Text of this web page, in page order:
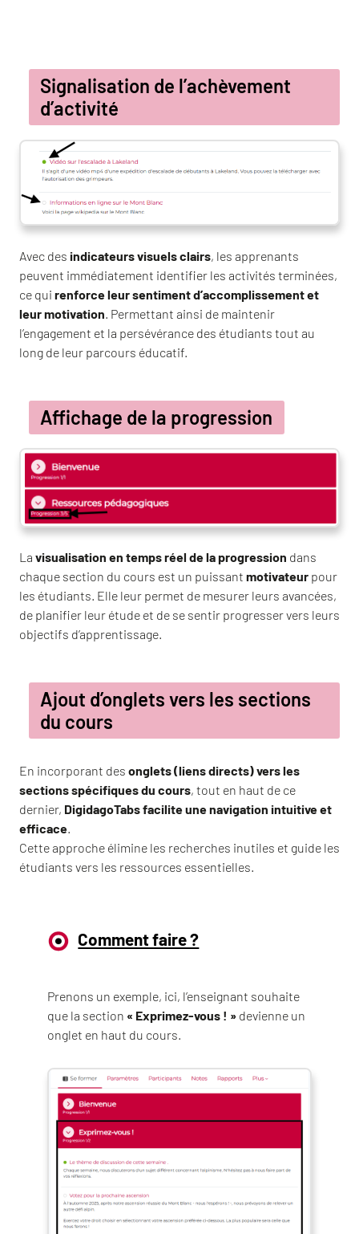
Signalisation de l’achèvement
d’activité
Avec des indicateurs visuels clairs, les apprenants
peuvent immédiatement identifier les activités terminées,
ce qui renforce leur sentiment d’accomplissement et
leur motivation . Permettant ainsi de maintenir
l’engagement et la persévérance des étudiants tout au
long de leur parcours éducatif.
Affichage de la progression
La visualisation en temps réel de la progression dans
chaque section du cours est un puissant motivateur pour
les étudiants. Elle leur permet de mesurer leurs avancées,
de planifier leur étude et de se sentir progresser vers leurs
objectifs d’apprentissage.
Ajout d’onglets vers les sections
du cours
En incorporant des onglets (liens directs) vers les
sections spécifiques du cours, tout en haut de ce
dernier, DigidagoTabs facilite une navigation intuitive et
efficace.
Cette approche élimine les recherches inutiles et guide les
étudiants vers les ressources essentielles.
Comment faire ?
Prenons un exemple, ici, l’enseignant souhaite
que la section « Exprimez-vous ! » devienne un
onglet en haut du cours.